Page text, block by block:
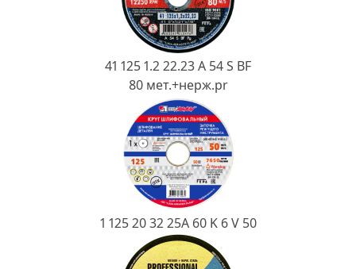
41 125 1.2 22.23 A 54 S BF
80 мет.+нерж.pr
1 125 20 32 25А 60 K 6 V 50